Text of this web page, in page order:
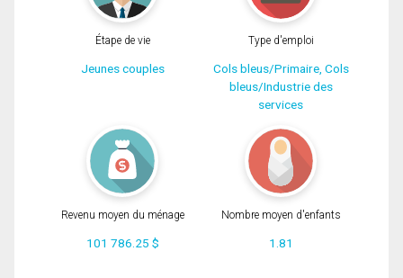
Étape de vie
Jeunes couples
Type d'emploi
Cols bleus/Primaire, Cols
bleus/Industrie des
services
Revenu moyen du ménage
101 786.25 $
Nombre moyen d'enfants
1.81